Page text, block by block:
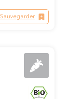
Sauvegarder